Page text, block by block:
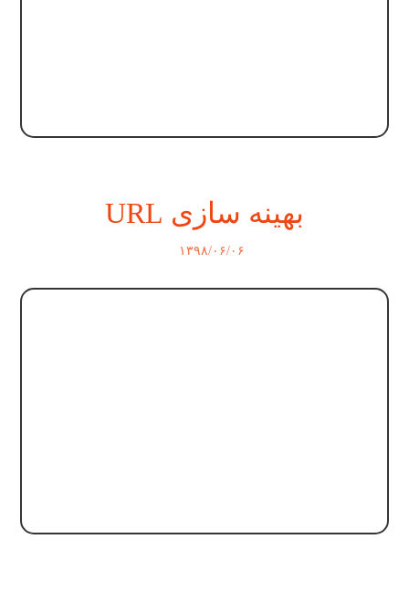
بهینه سازی URL
۱۳۹۸/۰۶/۰۶